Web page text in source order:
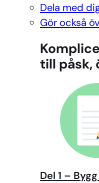
Dela med
Gör också
till påsk,
Del 1 –